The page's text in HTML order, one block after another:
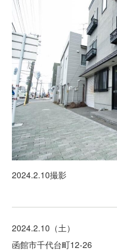
2024.2.10撮影
2024.2.10（土）
函館市千代台町12-26